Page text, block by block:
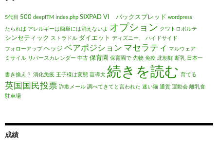
5代目 500 deepITM index.php SIXPADVI バックスプレッド wordpress
たられば アレルギーは簡単には消えないよ オプション クワトロポルテ
シンセティック ストラドル ダイエット ディズニー、
ハイドサイド
フォローアップ ヘッジ ベアポジション マセラティ マルウェア
ミサイル リバースカレンダー 中古 保育園 保育園で 先物 免疫 北朝鮮 断乳 日本一
書き換え？ 消化免疫 王子様は変態 盲導犬 続きを読む 育てる
英国国民投票 詐欺メール 調べてきてと言われた 迷い猫 通貨 運動会 離乳食
駐車場
成績